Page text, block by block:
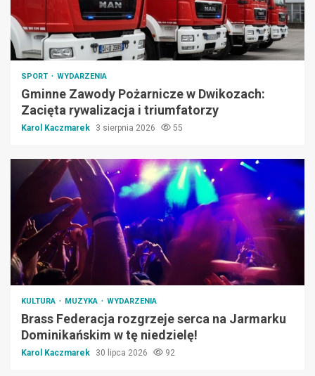
SPORT WYDARZENIA
Gminne Zawody Pożarnicze w Dwikozach:
Zacięta rywalizacja i triumfatorzy
Karol Kaczmarek 3 sierpnia 2026 55
KULTURA MUZYKA WYDARZENIA
Brass Federacja rozgrzeje serca na Jarmarku
Dominikańskim w tę niedzielę!
Karol Kaczmarek 30 lipca 2026 92